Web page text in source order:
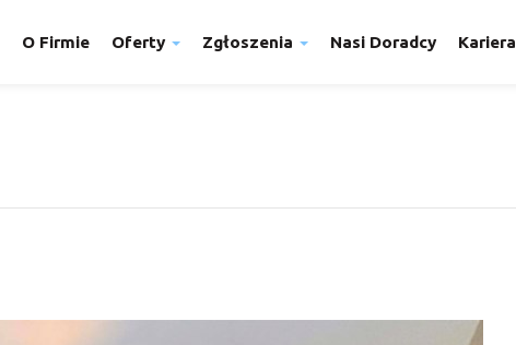
O Firmie Oferty Zgłoszenia Nasi Doradcy Kariera